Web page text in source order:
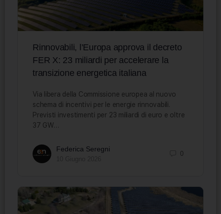
Rinnovabili, l’Europa approva il decreto
FER X: 23 miliardi per accelerare la
transizione energetica italiana
Via libera della Commissione europea al nuovo
schema di incentivi per le energie rinnovabili.
Previsti investimenti per 23 miliardi di euro e oltre
37 GW…
Federica Seregni
0